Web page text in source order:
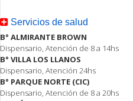
Servicios de salud
B° ALMIRANTE BROWN
Dispensario, Atención de 8 a 14hs
B° VILLA LOS LLANOS
Dispensario, Atención 24hs
B° PARQUE NORTE (CIC)
Dispensario, Atención de 8 a 20hs